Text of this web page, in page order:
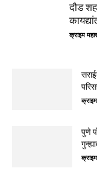
दौड
क्राइम
क्राइम
पुणे
क्राइम